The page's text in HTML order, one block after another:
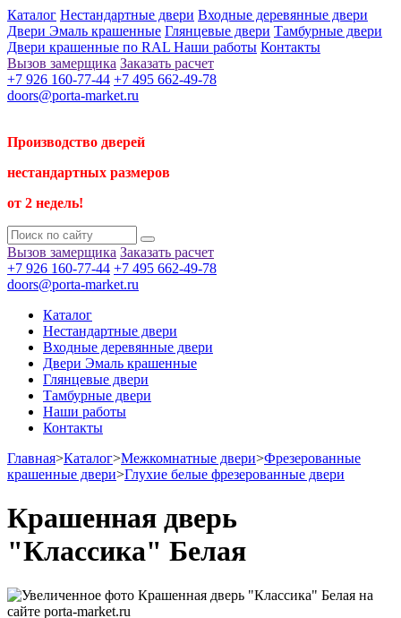
Каталог Нестандартные двери Входные деревянные двери
Двери Эмаль крашенные Глянцевые двери Тамбурные двери
Двери крашенные по RAL Наши работы Контакты
Вызов замерщика Заказать расчет
+7 926 160-77-44 +7 495 662-49-78
doors@porta-market.ru
Производство дверей
нестандартных размеров
от 2 недель!
Вызов замерщика Заказать расчет
+7 926 160-77-44 +7 495 662-49-78
doors@porta-market.ru
Каталог
Нестандартные двери
Входные деревянные двери
Двери Эмаль крашенные
Глянцевые двери
Тамбурные двери
Наши работы
Контакты
Главная>Каталог>Межкомнатные двери>Фрезерованные
крашенные двери>Глухие белые фрезерованные двери
Крашенная дверь
"Классика" Белая